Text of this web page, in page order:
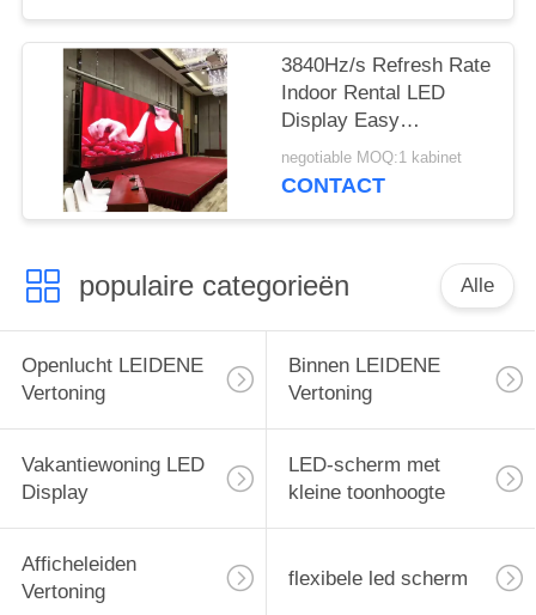
3840Hz/s Refresh Rate
Indoor Rental LED
Display Easy
Connection
Synchronisatie Control
negotiable MOQ:1 kabinet
CONTACT
populaire categorieën Alle
Openlucht LEIDENE
Vertoning
Binnen LEIDENE
Vertoning
Vakantiewoning LED
Display
LED-scherm met
kleine toonhoogte
Afficheleiden
Vertoning
flexibele led scherm